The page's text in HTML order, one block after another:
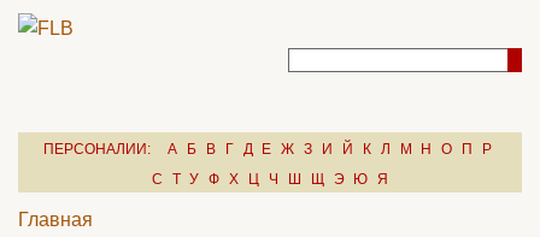
ПЕРСОНАЛИИ: А Б В Г Д Е Ж З И Й К Л М Н О П
Р
С
Т У Ф Х Ц Ч Ш Щ Э Ю Я
Главная